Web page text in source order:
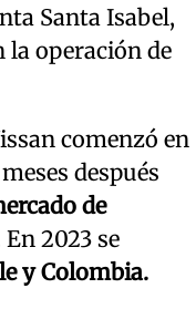
Santa Isabel,
la operación de
comenzó en
después
de
2023 se
y Colombia.